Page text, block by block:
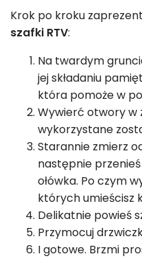
Krok po kroku
szafki RTV:
Na twardym
jej składaniu
która pomoże w
Wywierć otwory w
wykorzystane
Starannie zmierz
następnie
ołówka. Po czym
których umieścisz
Delikatnie powieś
Przymocuj
I gotowe. Brzmi